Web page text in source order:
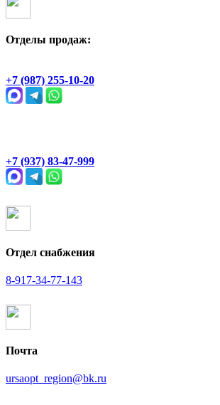
Отделы продаж:
+7 (987) 255-10-20
+7 (937) 83-47-999
Отдел снабжения
8-917-34-77-143
Почта
ursaopt_region@bk.ru